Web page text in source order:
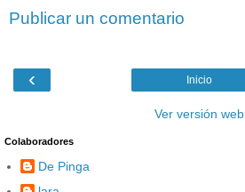
Publicar un comentario
‹ Inicio
Ver versión web
Colaboradores
De Pinga